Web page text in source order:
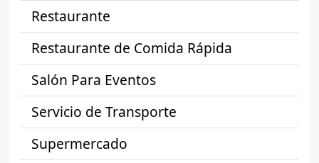
Restaurante
Restaurante de Comida Rápida
Salón Para Eventos
Servicio de Transporte
Supermercado